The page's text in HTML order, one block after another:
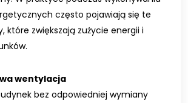
często pojawiają się te
które zwiększają zużycie energii i
wentylacja
bez odpowiedniej wymiany